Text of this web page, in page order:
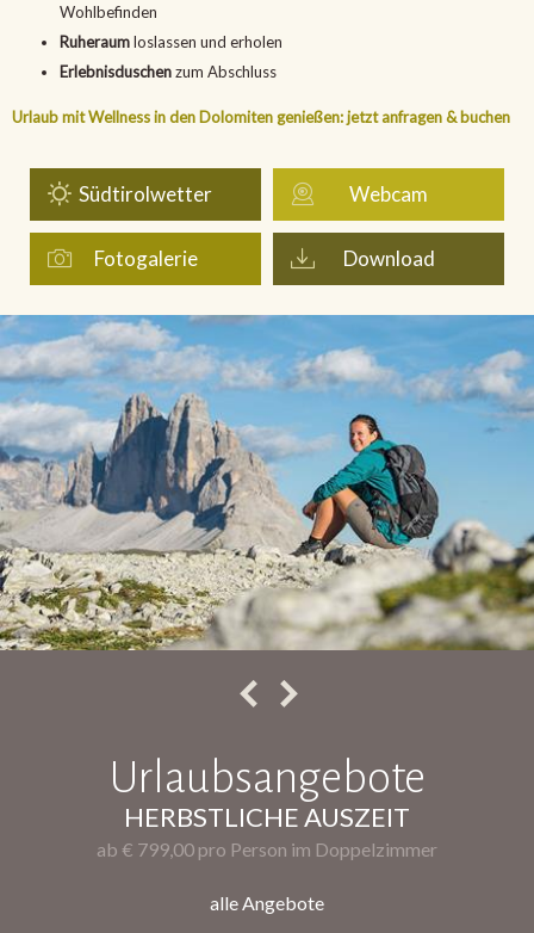
Wohlbefinden
Ruheraumloslassen und erholen
Erlebnisduschenzum Abschluss
Urlaub mit Wellness in den Dolomiten genießen: jetzt anfragen & buchen
Südtirolwetter Webcam
Fotogalerie Download
Urlaubsangebote
HERBSTLICHE AUSZEIT
ab € 799,00 pro Person im Doppelzimmer
alle Angebote